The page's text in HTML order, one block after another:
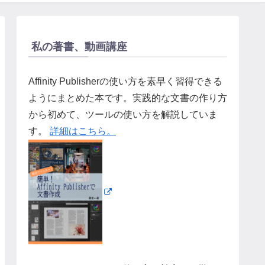
私の著書、動画講座
Affinity Publisherの使い方を素早く習得できる
ようにまとめた本です。実践的な文書の作り方
から初めて、ツールの使い方を解説していま
す。 詳細はこちら。